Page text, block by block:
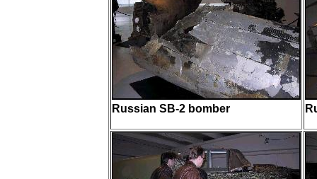
Russian SB-2 bomber